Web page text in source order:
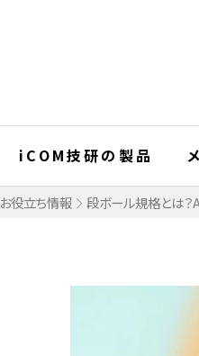
iCOM技研の製品
お役立ち情報 段ボール規格とは？